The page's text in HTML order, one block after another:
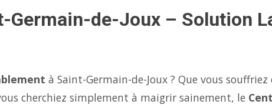
Germain-de-Joux – Solution
à Saint-Germain-de-Joux ? Que vous
cherchiez simplement à maigrir sainement, le